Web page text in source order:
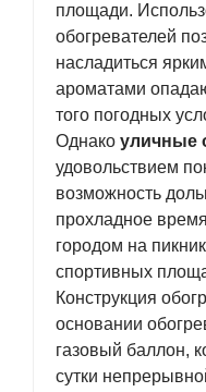
площади.
обогревателей
насладиться
ароматами
того погодных
Однако уличные
удовольствием
возможность
прохладное
городом на
спортивных
Конструкция
основании
газовый баллон,
сутки